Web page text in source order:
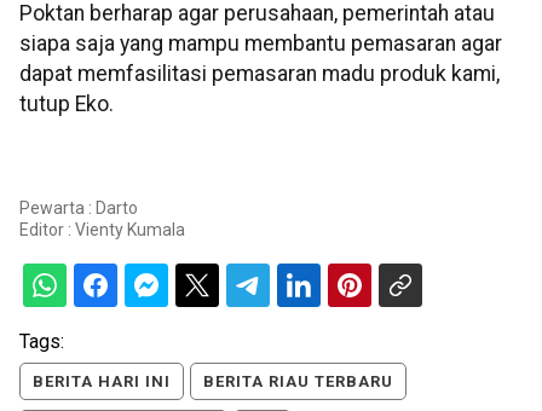
Poktan berharap agar perusahaan, pemerintah atau
siapa saja yang mampu membantu pemasaran agar
dapat memfasilitasi pemasaran madu produk kami,
tutup Eko.
Pewarta : Darto
Editor : Vienty Kumala
Tags:
BERITA HARI INI BERITA RIAU TERBARU